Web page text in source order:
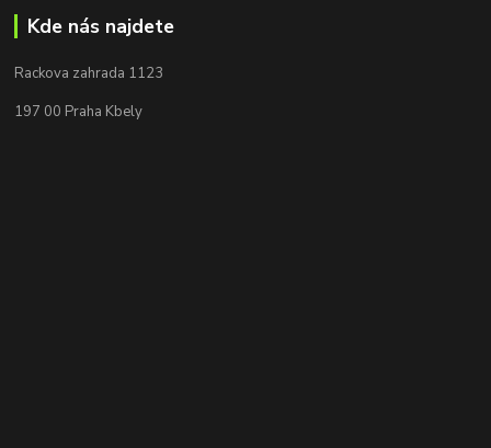
Kde nás najdete
Rackova zahrada 1123
197 00 Praha Kbely